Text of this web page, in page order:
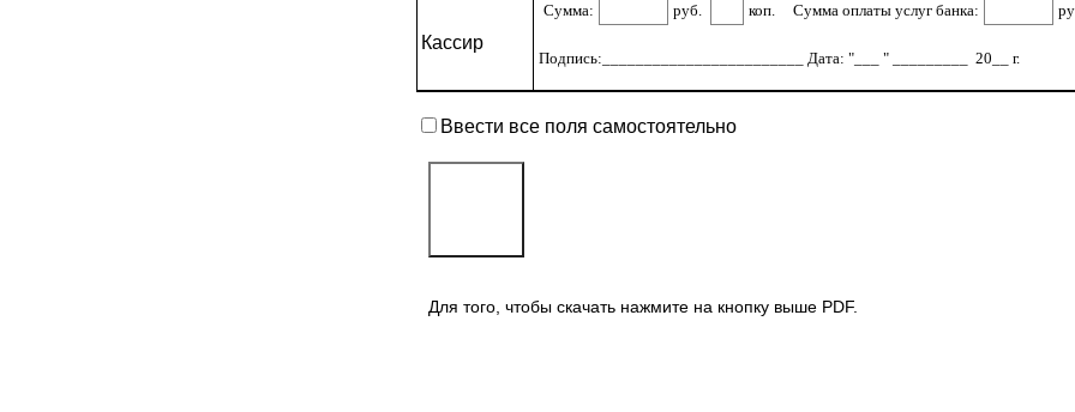
Кассир
Сумма: руб. коп. Сумма оплаты услуг банка:
Подпись:________________________ Дата: "___ " _________ 20__ г.
Ввести все поля самостоятельно
Для того, чтобы скачать нажмите на кнопку выше PDF.